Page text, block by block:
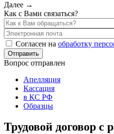
Далее →
Как с Вами связаться?
Согласен на обработку
Вопрос отправлен
Апелляция
Кассация
в КС РФ
Образцы
Трудовой договор с